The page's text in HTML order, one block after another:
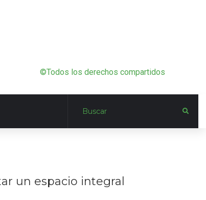
©Todos los derechos compartidos
un espacio integral